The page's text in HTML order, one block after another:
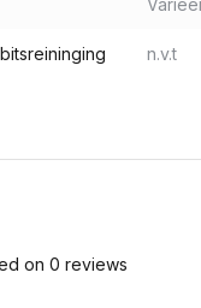
n.v.t
on 0 reviews